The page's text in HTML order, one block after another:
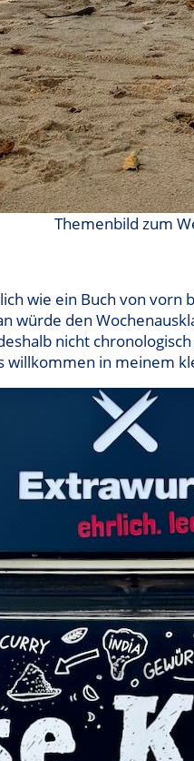
Themenbild zum
wie ein Buch von
den
nicht
in meinem